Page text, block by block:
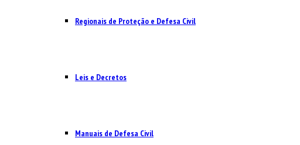
Regionais de Proteção e Defesa Civil
Leis e Decretos
Manuais de Defesa Civil